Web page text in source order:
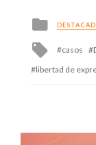
Posted
in
Tagged
casos
libertad de